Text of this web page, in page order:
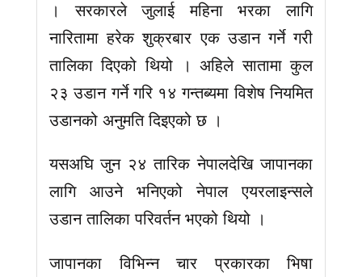
। सरकारले जुलाई महिना भरका लागि
नारितामा हरेक शुक्रबार एक उडान गर्ने गरी
तालिका दिएको थियो । अहिले सातामा कुल
२३ उडान गर्ने गरि १४ गन्तब्यमा विशेष नियमित
उडानको अनुमति दिइएको छ ।
यसअघि जुन २४ तारिक नेपालदेखि जापानका
लागि आउने भनिएको नेपाल एयरलाइन्सले
उडान तालिका परिवर्तन भएको थियो ।
जापानका विभिन्न चार प्रकारका भिषा